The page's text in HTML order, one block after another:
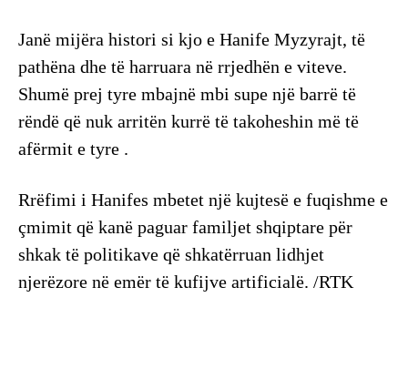
Janë mijëra histori si kjo e Hanife Myzyrajt, të
pathëna dhe të harruara në rrjedhën e viteve.
Shumë prej tyre mbajnë mbi supe një barrë të
rëndë që nuk arritën kurrë të takoheshin më të
afërmit e tyre .
Rrëfimi i Hanifes mbetet një kujtesë e fuqishme e
çmimit që kanë paguar familjet shqiptare për
shkak të politikave që shkatërruan lidhjet
njerëzore në emër të kufijve artificialë. /RTK